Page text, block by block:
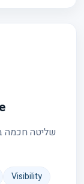
שליטה חכמה
Visibility